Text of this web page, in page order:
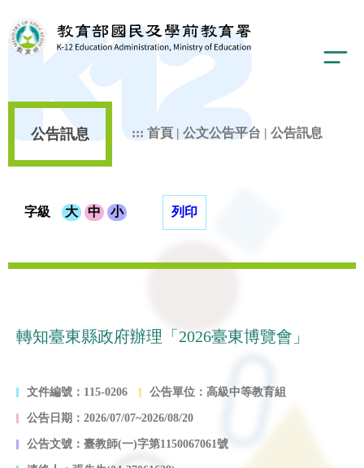
公告訊息 ::: 首頁 | 公文公告平台 | 公告訊息
字級 大 中 小 列印
轉知臺東縣政府辦理「2026臺東博覽會」
文件編號：115-0206 公告單位：高級中等教育組
公告日期：2026/07/07~2026/08/20
公告文號：臺教師(一)字第1150067061號